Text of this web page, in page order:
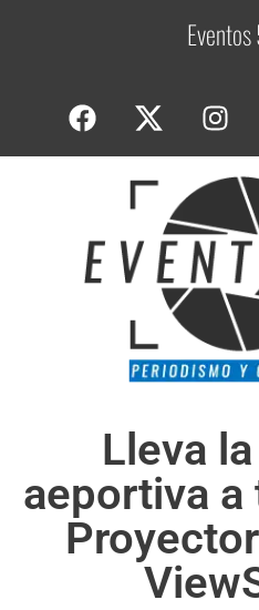
Eventos
Lleva
aeportiva a